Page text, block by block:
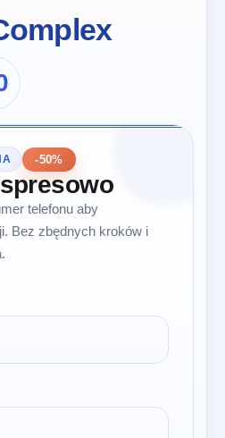
-50%
telefonu aby
Bez zbędnych kroków i